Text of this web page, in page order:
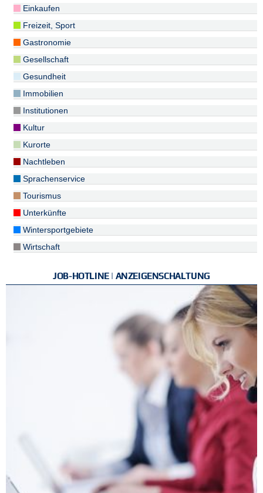
Einkaufen
Freizeit, Sport
Gastronomie
Gesellschaft
Gesundheit
Immobilien
Institutionen
Kultur
Kurorte
Nachtleben
Sprachenservice
Tourismus
Unterkünfte
Wintersportgebiete
Wirtschaft
JOB-HOTLINE | ANZEIGENSCHALTUNG